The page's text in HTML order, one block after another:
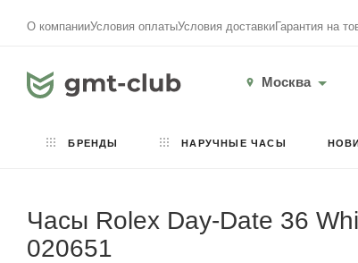
О компанииУсловия оплатыУсловия доставкиГарантия на
Москва
БРЕНДЫ НАРУЧНЫЕ ЧАСЫ
Часы Rolex Day-Date 36
020651